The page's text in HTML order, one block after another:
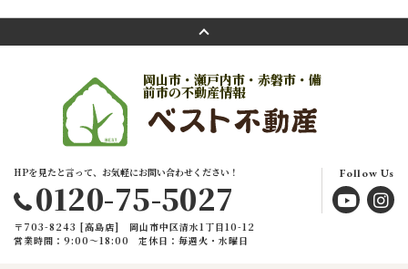
岡山市・瀬戸内市・赤磐市・備
前市の不動産情報
HPを見たと言って、お気軽にお問い合わせください！
0120-75-5027
Follow Us
〒703-8243 [高島店] 岡山市中区清水1丁目10-12
営業時間：9:00〜18:00
定休日：毎週火・水曜日